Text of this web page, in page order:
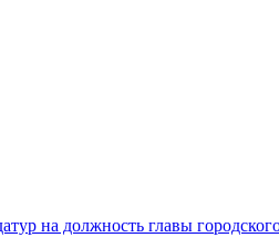
на должность главы